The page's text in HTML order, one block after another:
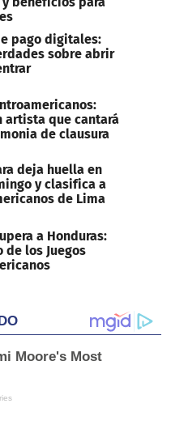
pago digitales:
sobre abrir
artista que cantará
de clausura
deja huella en
y clasifica a
de Lima
a Honduras:
de los Juegos